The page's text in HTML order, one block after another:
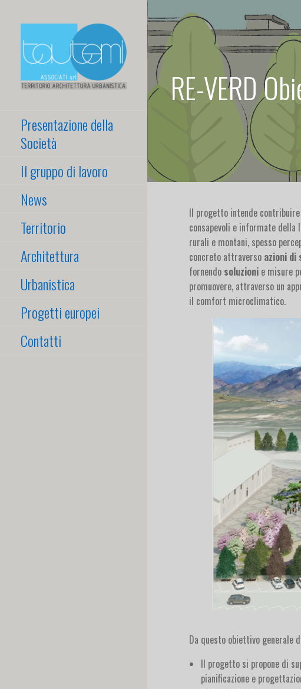
al
contenuto
S.R.L.
Presentazione della
Società
Il gruppo di lavoro
News
Territorio
Architettura
Urbanistica
Progetti europei
Contatti
RE-VERD
Il progetto intende
consapevoli e informate
rurali e montani, spesso
concreto attraverso azioni di
fornendo soluzioni e misure
promuovere, attraverso un
il comfort microclimatico.
Da questo obiettivo generale
Il progetto si propone di
pianificazione e